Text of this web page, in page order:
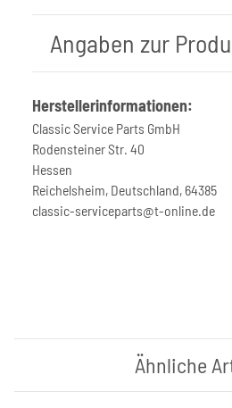
Angaben zur
Herstellerinformationen:
Classic Service Parts GmbH
Rodensteiner Str. 40
Hessen
Reichelsheim, Deutschland, 64385
classic-serviceparts@t-online.de
Ähnliche